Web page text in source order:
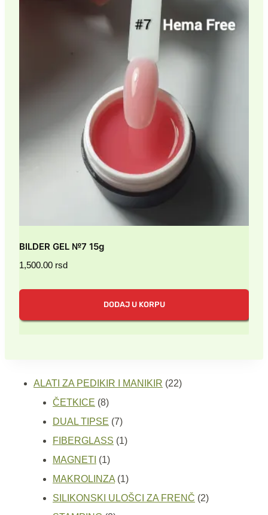
BILDER GEL №7 15g
1,500.00 rsd
DODAJ U KORPU
ALATI ZA PEDIKIR I MANIKIR 2222
ČETKICE 88
proizvoda
DUAL TIPSE 77
proizvoda
FIBERGLASS 11
MAGNETI 11
proizvod
MAKROLINZA 11
proizvod
SILIKONSKI ULOŠCI ZA FRENČ 22